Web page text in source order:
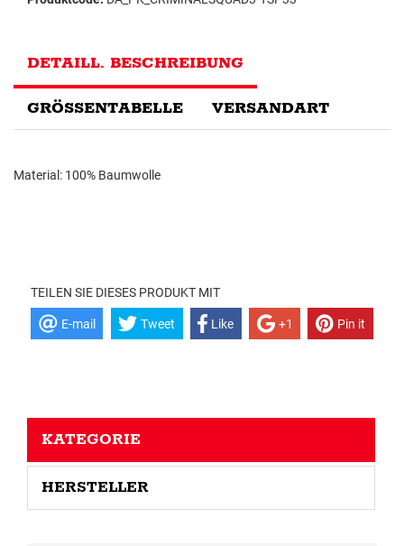
DETAILL. BESCHREIBUNG
GRÖSSENTABELLE VERSANDART
Material: 100% Baumwolle
TEILEN SIE DIESES PRODUKT MIT
E-mail Tweet Like +1 Pin it
KATEGORIE
HERSTELLER